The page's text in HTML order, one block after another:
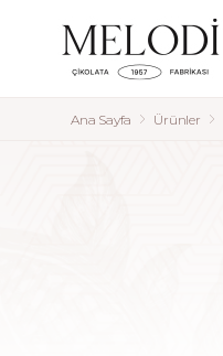
Ana Sayfa Ürünler